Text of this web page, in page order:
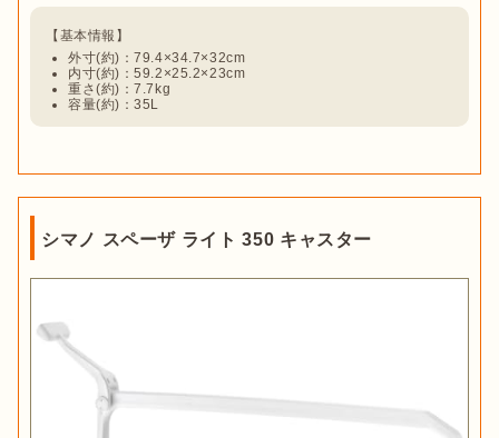
外寸(約)：79.4×34.7×32cm
内寸(約)：59.2×25.2×23cm
重さ(約)：7.7kg
容量(約)：35L
シマノ スペーザ ライト 350 キャスター